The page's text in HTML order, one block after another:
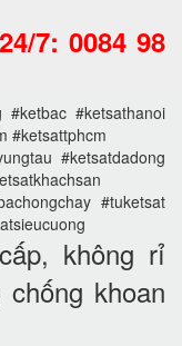
7: 0084 98
#ketbac #ketsathanoi
#ketsattphcm
#ketsatdadong
#tuketsat
không rỉ
khoan